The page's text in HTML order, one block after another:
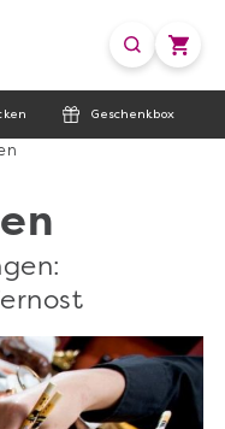
Geschenkbox